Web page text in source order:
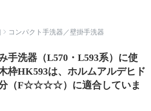
コンパクト手洗器 ／壁掛手洗器
手洗器（L570・L593系）に使
枠HK593は、ホルムアルデヒド
（F☆☆☆☆）に適合していま